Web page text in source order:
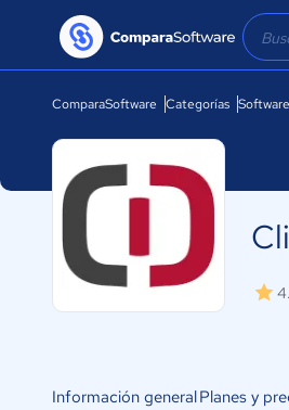
ComparaSoftware Categorías
Información generalPlanes y